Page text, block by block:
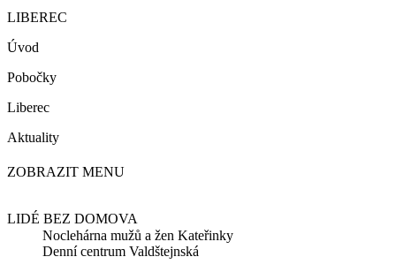
LIBEREC
Úvod
Pobočky
Liberec
Aktuality
ZOBRAZIT MENU
LIDÉ BEZ DOMOVA
Noclehárna mužů a žen Kateřinky
Denní centrum Valdštejnská